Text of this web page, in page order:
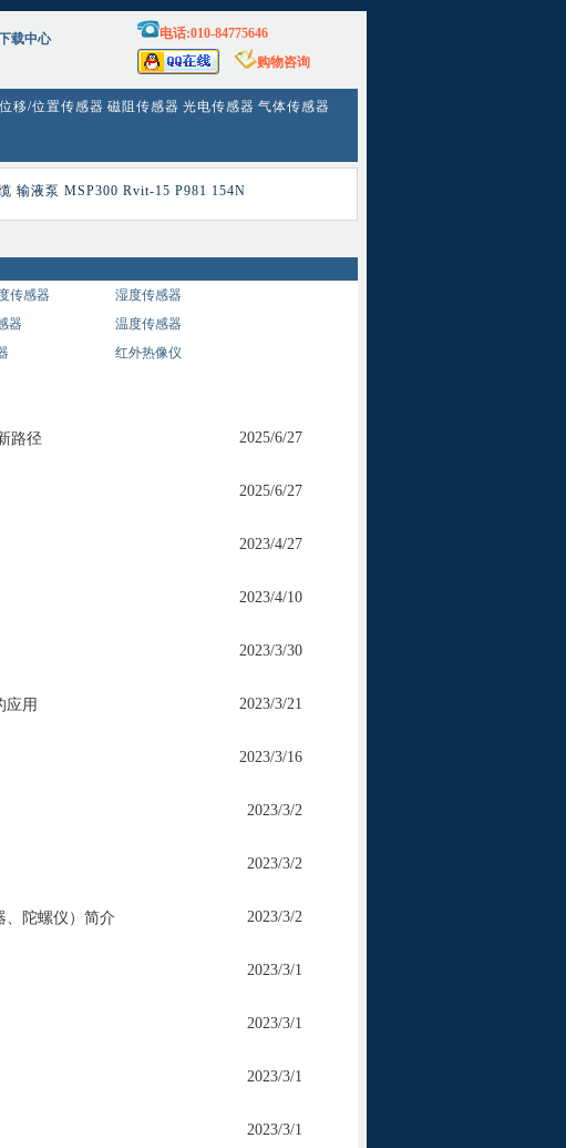
载中心
电话:010-84775646
购物咨询
位移/位置传感器 磁阻传感器 光电传感器 气体传感器
输液泵 MSP300 Rvit-15 P981 154N
传感器
湿度传感器
器
温度传感器
红外热像仪
2025/6/27
路径
2025/6/27
2023/4/27
2023/4/10
2023/3/30
2023/3/21
应用
2023/3/16
2023/3/2
2023/3/2
2023/3/2
、陀螺仪）简介
2023/3/1
2023/3/1
2023/3/1
2023/3/1